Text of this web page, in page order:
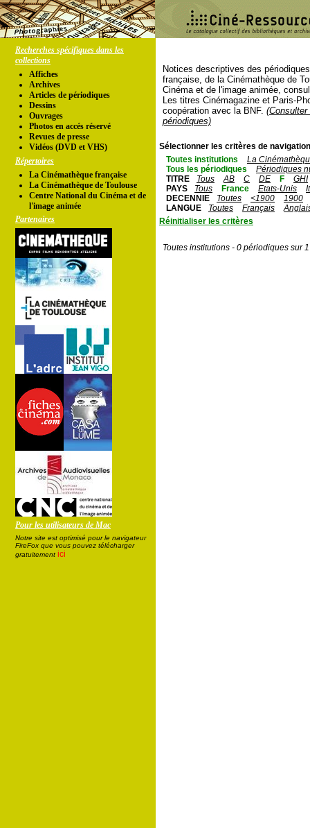
Recherches spécifiques dans les
collections
Affiches
Archives
Articles de périodiques
Dessins
Ouvrages
Photos en accés réservé
Revues de presse
Vidéos (DVD et VHS)
Répertoires
La Cinémathèque française
La Cinémathèque de Toulouse
Centre National du Cinéma et de
l'image animée
Partenaires
Pour les utilisateurs de Mac
Notre site est optimisé pour le navigateur
FireFox que vous pouvez télécharger
gratuitement ici
Notices descriptives des
française, de la Cinémathèque de
Cinéma et de l'image animée,
Les titres Cinémagazine et Paris-
coopération avec la BNF.
périodiques)
Sélectionner les critères de
Toutes institutions
La
Tous les périodiques
Périodiques
TITRE
Tous AB C DE F
GHI
PAYS
Tous France Etats-Unis
DECENNIE
Toutes <1900
1900
LANGUE
Toutes Français
Réinitialiser les critères
Toutes institutions - 0 périodiques sur